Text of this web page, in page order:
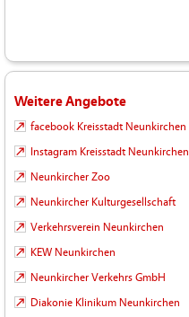
Weitere Angebote
facebook Kreisstadt Neunkirchen
Instagram Kreisstadt Neunkirchen
Neunkircher Zoo
Neunkircher Kulturgesellschaft
Verkehrsverein Neunkirchen
KEW Neunkirchen
Neunkircher Verkehrs GmbH
Diakonie Klinikum Neunkirchen